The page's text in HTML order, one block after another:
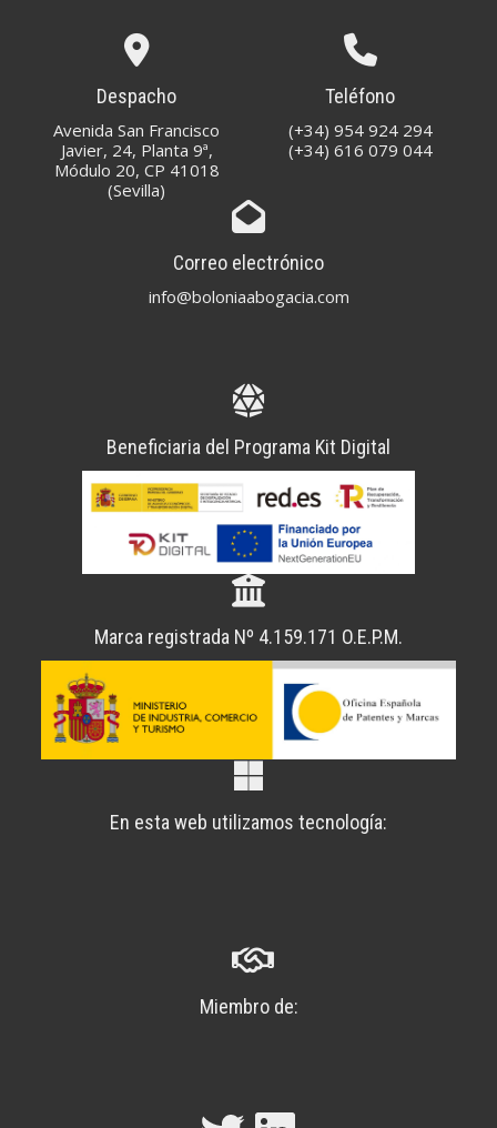
Despacho
Avenida San Francisco
Javier, 24, Planta 9ª,
Módulo 20, CP 41018
(Sevilla)
Teléfono
(+34) 954 924 294
(+34) 616 079 044
Correo electrónico
info@boloniaabogacia.com
Beneficiaria del Programa Kit Digital
Marca registrada Nº 4.159.171 O.E.P.M.
En esta web utilizamos tecnología:
Miembro de: